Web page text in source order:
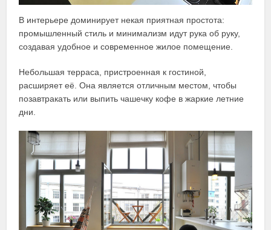
В интерьере доминирует некая приятная простота:
промышленный стиль и минимализм идут рука об руку,
создавая удобное и современное жилое помещение.
Небольшая терраса, пристроенная к гостиной,
расширяет её. Она является отличным местом, чтобы
позавтракать или выпить чашечку кофе в жаркие летние
дни.